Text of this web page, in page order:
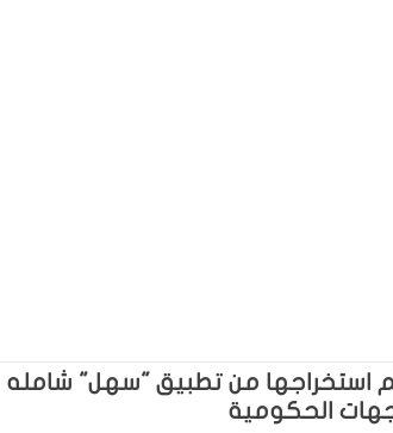
استخراجها من تطبيق "سهل" شامله
الحكومية